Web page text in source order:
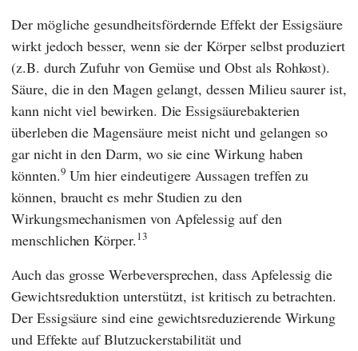
Der mögliche gesundheitsfördernde Effekt der Essigsäure
wirkt jedoch besser, wenn sie der Körper selbst produziert
(z.B. durch Zufuhr von Gemüse und Obst als Rohkost).
Säure, die in den Magen gelangt, dessen Milieu saurer ist,
kann nicht viel bewirken. Die Essigsäurebakterien
überleben die Magensäure meist nicht und gelangen so
gar nicht in den Darm, wo sie eine Wirkung haben
könnten.9 Um hier eindeutigere Aussagen treffen zu
können, braucht es mehr Studien zu den
Wirkungsmechanismen von Apfelessig auf den
menschlichen Körper.13
Auch das grosse Werbeversprechen, dass Apfelessig die
Gewichtsreduktion unterstützt, ist kritisch zu betrachten.
Der Essigsäure sind eine gewichtsreduzierende Wirkung
und Effekte auf Blutzuckerstabilität und